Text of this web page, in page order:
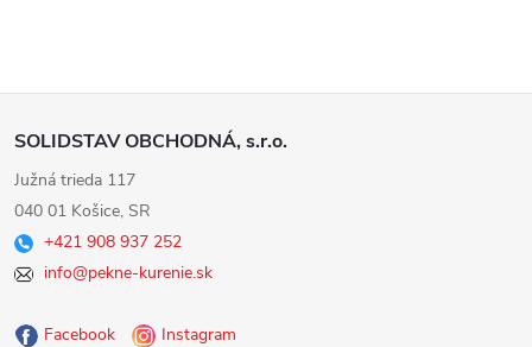
Z
á
p
ä
SOLIDSTAV OBCHODNÁ, s.r.o.
Južná trieda 117
040 01 Košice, SR
+421 908 937 252
info@pekne-kurenie.sk
Facebook Instagram